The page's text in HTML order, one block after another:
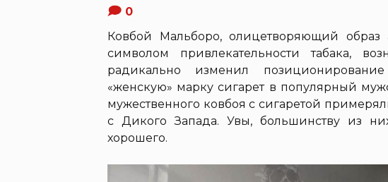
0
Ковбой Мальборо, олицетворяющий
символом привлекательности табака,
радикально изменил
«женскую» марку сигарет в популярный
мужественного ковбоя с сигаретой
с Дикого Запада. Увы, большинству из
хорошего.